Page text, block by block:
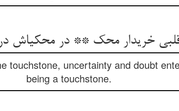
خریدار محک ** در محکی‏اش
touchstone, uncertainty and doubt
being a touchstone.